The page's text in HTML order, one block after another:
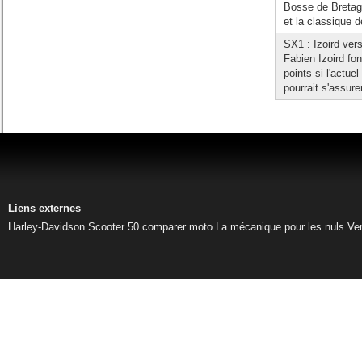
Bosse de
et la classique
SX1 : Izoird
Fabien Izoird
points si l'actuel
pourrait
Liens externes
Harley-Davidson Scooter 50 comparer moto La mécanique pour les nuls